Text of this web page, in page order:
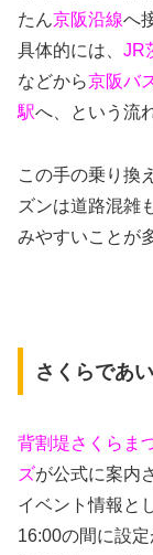
たん京阪沿線へ
具体的には、 JR
などから京阪バ
駅へ、という流
この手の乗り換
ズンは道路混雑
みやすいことが
さくらであ
背割堤さくらま
ズが公式に案内
イベント情報と
16:00の間に設